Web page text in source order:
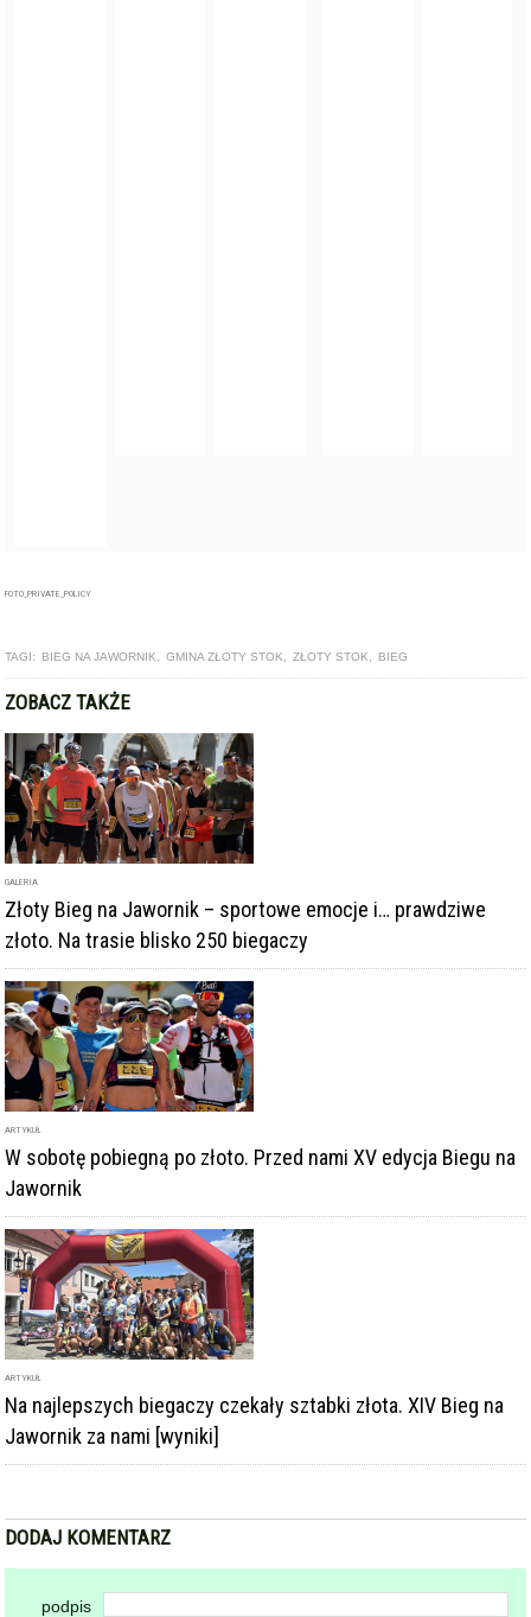
FOTO_PRIVATE_POLICY
TAGI: BIEG NA JAWORNIK GMINA ZŁOTY STOK ZŁOTY STOK BIEG
ZOBACZ TAKŻE
GALERIA
Złoty Bieg na Jawornik – sportowe emocje i… prawdziwe
złoto. Na trasie blisko 250 biegaczy
ARTYKUŁ
W sobotę pobiegną po złoto. Przed nami XV edycja Biegu na
Jawornik
ARTYKUŁ
Na najlepszych biegaczy czekały sztabki złota. XIV Bieg na
Jawornik za nami [wyniki]
DODAJ KOMENTARZ
podpis